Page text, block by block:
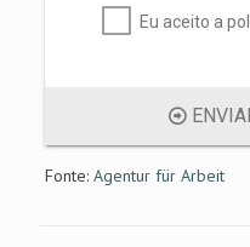
Eu aceito a
Fonte: Agentur für Arbeit